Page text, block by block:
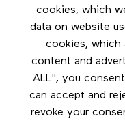
cookies, which
data on website
cookies, which
content and
ALL", you
can accept and
revoke your